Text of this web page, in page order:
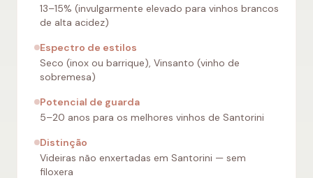
13–15% (invulgarmente elevado para vinhos brancos
de alta acidez)
Espectro de estilos
Seco (inox ou barrique), Vinsanto (vinho de
sobremesa)
Potencial de guarda
5–20 anos para os melhores vinhos de Santorini
Distinção
Videiras não enxertadas em Santorini — sem
filoxera